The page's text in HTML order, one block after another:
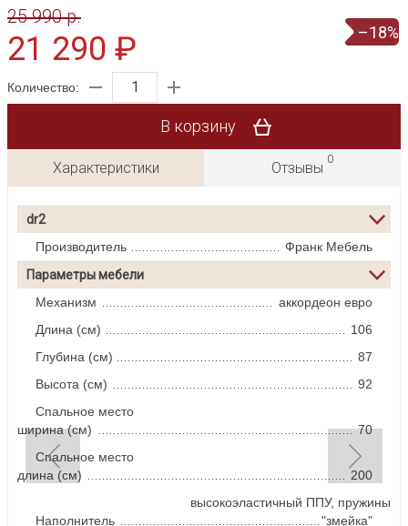
25 990 p.
–18%
21 290 ₽
Количество:
В корзину
Характеристики Отзывы
0
dr2
Производитель
Франк Мебель
Параметры мебели
Механизм
аккордеон евро
Длина (см)
106
Глубина (см)
87
Высота (см)
92
Спальное место
ширина (см)
70
Спальное место
длина (см)
200
Наполнитель
высокоэластичный ППУ, пружины
"змейка"